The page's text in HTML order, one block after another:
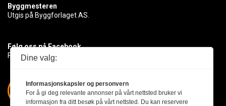
Byggmesteren
Utgis på Byggforlaget AS.
Følg oss på Facebook
Få med deg det siste innen byggebransjen
Dine valg:
Informasjonskapsler og personvern
For å gi deg relevante annonser på vårt nettsted bruker vi
informasjon fra ditt besøk på vårt nettsted. Du kan reservere